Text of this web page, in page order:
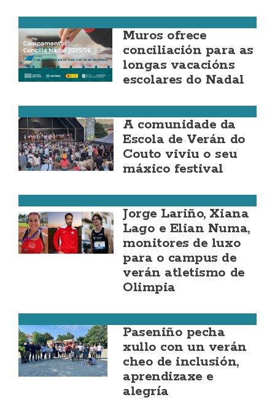
Muros ofrece
conciliación para as
longas vacacións
escolares do Nadal
A comunidade da
Escola de Verán do
Couto viviu o seu
máxico festival
Jorge Lariño, Xiana
Lago e Elian Numa,
monitores de luxo
para o campus de
verán atletismo de
Olimpia
Paseniño pecha
xullo con un verán
cheo de inclusión,
aprendizaxe e
alegría